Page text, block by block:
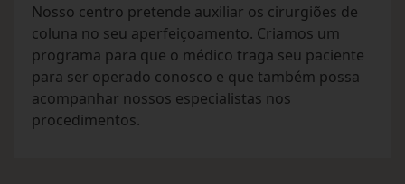
Nosso centro pretende auxiliar os cirurgiões de
coluna no seu aperfeiçoamento. Criamos um
programa para que o médico traga seu paciente
para ser operado conosco e que também possa
acompanhar nossos especialistas nos
procedimentos.